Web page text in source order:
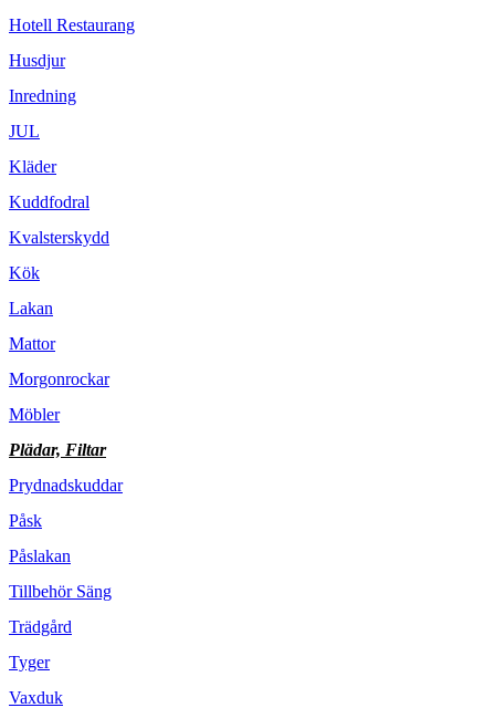
Hotell Restaurang
Husdjur
Inredning
JUL
Kläder
Kuddfodral
Kvalsterskydd
Kök
Lakan
Mattor
Morgonrockar
Möbler
Plädar, Filtar
Prydnadskuddar
Påsk
Påslakan
Tillbehör Säng
Trädgård
Tyger
Vaxduk